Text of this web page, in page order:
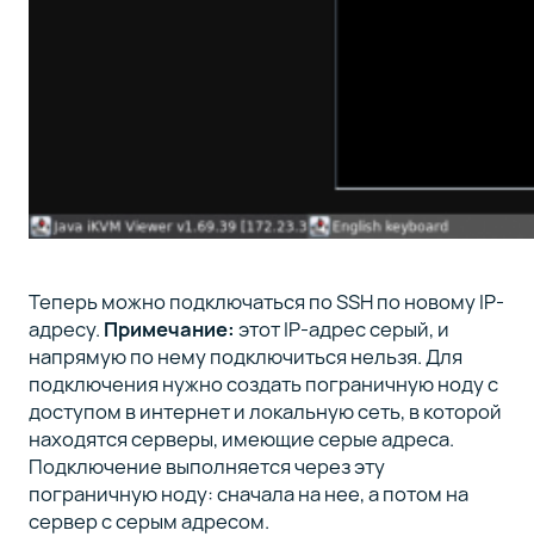
Теперь можно подключаться по SSH по новому IP-
адресу. Примечание: этот IP-адрес серый, и
напрямую по нему подключиться нельзя. Для
подключения нужно создать пограничную ноду с
доступом в интернет и локальную сеть, в которой
находятся серверы, имеющие серые адреса.
Подключение выполняется через эту
пограничную ноду: сначала на нее, а потом на
сервер с серым адресом.